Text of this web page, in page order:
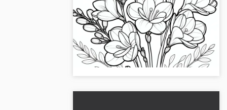
Laadukas freesia-värityskuva korkealla
resoluutiolla, ihanteellinen
tulostamiseen ja väritykseen. Lataa nyt
ilmaiseksi ja päästä luovuutesi
valloilleen!...